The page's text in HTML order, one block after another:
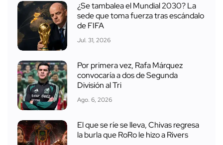
¿Se tambalea el Mundial 2030? La
sede que toma fuerza tras escándalo
de FIFA
Jul. 31, 2026
Por primera vez, Rafa Márquez
convocaría a dos de Segunda
División al Tri
Ago. 6, 2026
El que se ríe se lleva, Chivas regresa
la burla que RoRo le hizo a Rivers